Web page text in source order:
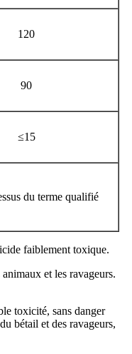
120
90
≤15
du terme qualifié
faiblement toxique.
et les ravageurs.
toxicité, sans danger
bétail et des ravageurs,